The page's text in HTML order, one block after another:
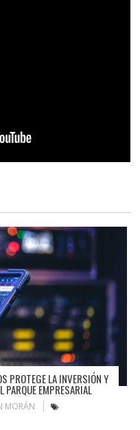
PROTEGE LA INVERSIÓN Y
EMPRESARIAL
MORÁN